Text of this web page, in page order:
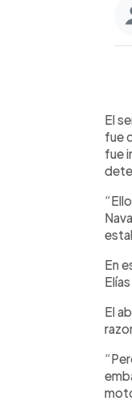
El
fue
fue
En
El